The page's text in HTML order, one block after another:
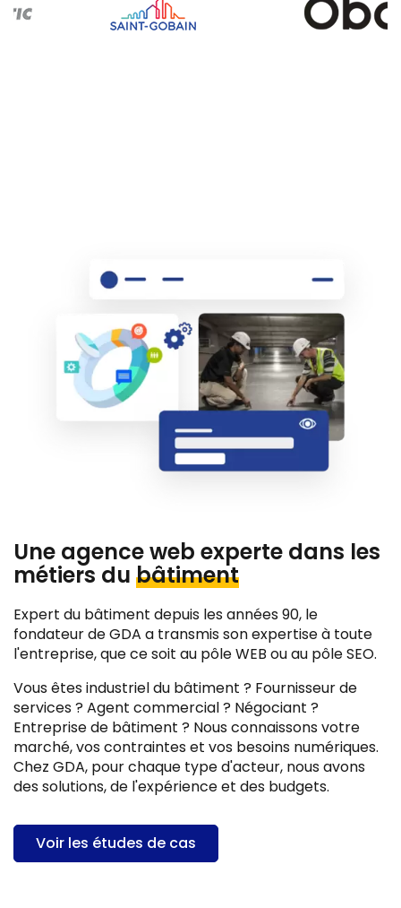
Une agence web experte dans les
métiers du bâtiment
Expert du bâtiment depuis les années 90, le
fondateur de GDA a transmis son expertise à toute
l'entreprise, que ce soit au pôle WEB ou au pôle SEO.
Vous êtes industriel du bâtiment ? Fournisseur de
services ? Agent commercial ? Négociant ?
Entreprise de bâtiment ? Nous connaissons votre
marché, vos contraintes et vos besoins numériques.
Chez GDA, pour chaque type d'acteur, nous avons
des solutions, de l'expérience et des budgets.
Voir les études de cas